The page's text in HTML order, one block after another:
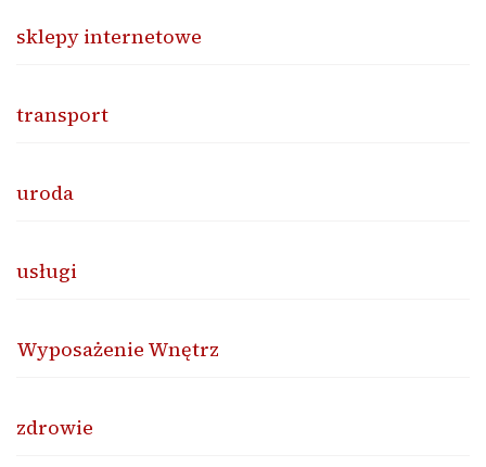
sklepy internetowe
transport
uroda
usługi
Wyposażenie Wnętrz
zdrowie